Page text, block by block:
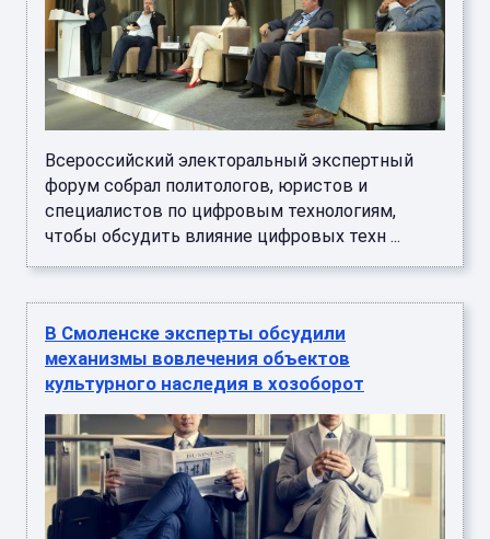
Всероссийский электоральный экспертный
форум собрал политологов, юристов и
специалистов по цифровым технологиям,
чтобы обсудить влияние цифровых техн ...
В Смоленске эксперты обсудили
механизмы вовлечения объектов
культурного наследия в хозоборот